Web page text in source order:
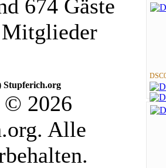
674 Gäste
Stupferich.org
© 2026
Alle